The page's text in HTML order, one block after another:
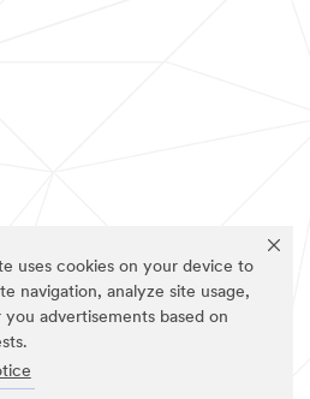
uses cookies on your device to
navigation, analyze site usage,
you advertisements based on